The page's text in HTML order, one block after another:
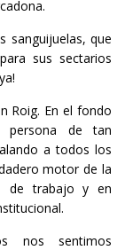
sanguijuelas, que
sus sectarios
Roig. En el fondo
persona de tan
a todos los
motor de la
de trabajo y en
nos sentimos